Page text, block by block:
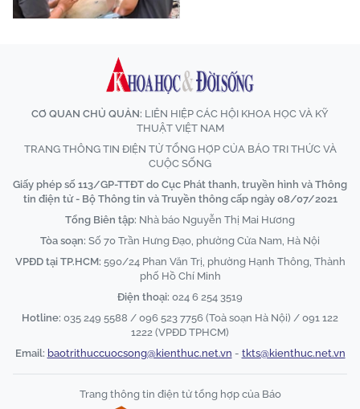
CƠ QUAN CHỦ QUẢN: LIÊN HIỆP CÁC HỘI KHOA HỌC VÀ KỸ
THUẬT VIỆT NAM
TRANG THÔNG TIN ĐIỆN TỬ TỔNG HỢP CỦA BÁO TRI THỨC VÀ
CUỘC SỐNG
Giấy phép số 113/GP-TTĐT do Cục Phát thanh, truyền hình và Thông
tin điện tử - Bộ Thông tin và Truyền thông cấp ngày 08/07/2021
Tổng Biên tập: Nhà báo Nguyễn Thị Mai Hương
Tòa soạn: Số 70 Trần Hưng Đạo, phường Cửa Nam, Hà Nội
VPĐD tại TP.HCM: 590/24 Phan Văn Trị, phường Hạnh Thông, Thành
phố Hồ Chí Minh
Điện thoại: 024 6 254 3519
Hotline: 035 249 5588 / 096 523 7756 (Toà soạn Hà Nội) / 091 122
1222 (VPĐD TPHCM)
Email: baotrithuccuocsong@kienthuc.net.vn - tkts@kienthuc.net.vn
Trang thông tin điện tử tổng hợp của Báo